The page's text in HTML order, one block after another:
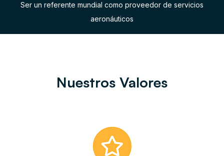
Ser un referente mundial como proveedor de servicios
aeronáuticos
Nuestros Valores